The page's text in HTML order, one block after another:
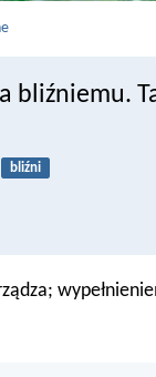
bliźniemu.
bliźni